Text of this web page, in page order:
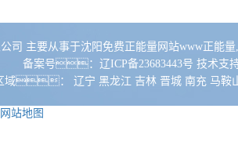
司 主要从事于沈阳免费正能量网站www正能量
备案号： 辽ICP备23683443号 技术支
域： 辽宁 黑龙江 吉林 晋城 南充 马鞍
网站地图